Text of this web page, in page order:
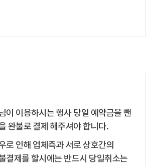
이 이용하시는 행사 당일 예약금을 뺀
완불로 결제 해주셔야 합니다.
로 인해 업체측과 서로 상호간의
결제를 할시에는 반드시 당일취소는